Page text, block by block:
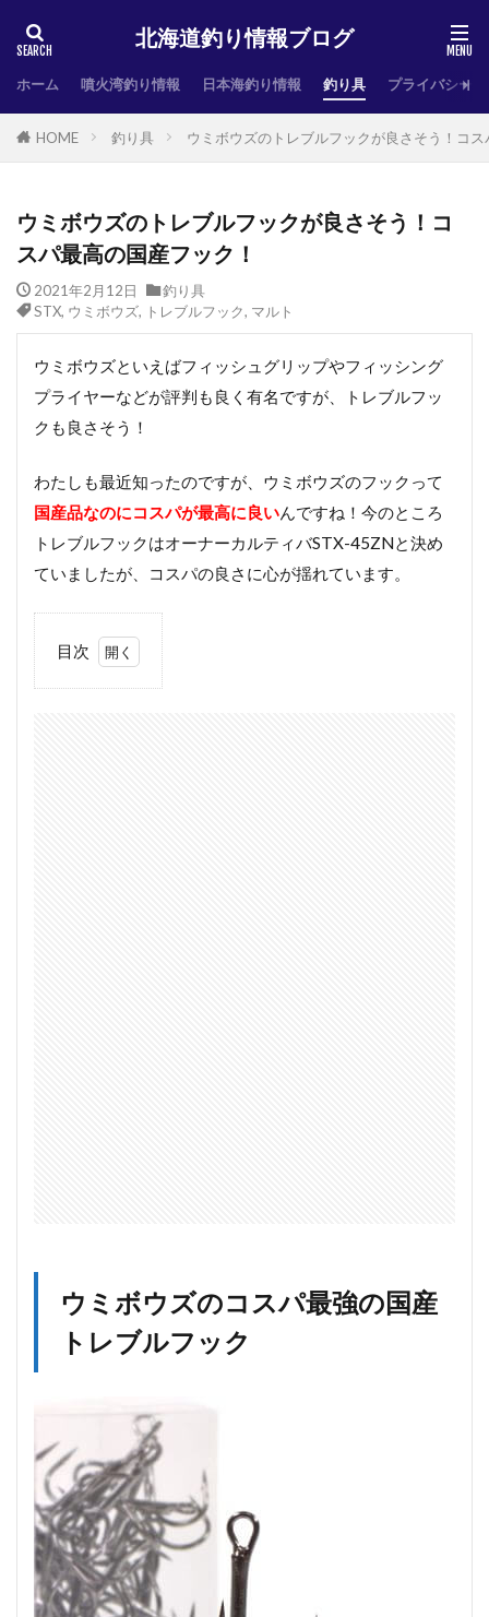
北海道釣り情報ブログ
ホーム 噴火湾釣り情報 日本海釣り情報 釣り具 プライバシー
HOME 釣り具 ウミボウズのトレブルフックが良さそう！コ
ウミボウズのトレブルフックが良さそう！コ
スパ最高の国産フック！
2021年2月12日
釣り具
STX, ウミボウズ, トレブルフック, マルト
ウミボウズといえばフィッシュグリップやフィッシング
プライヤーなどが評判も良く有名ですが、トレブルフッ
クも良さそう！
わたしも最近知ったのですが、ウミボウズのフックって
国産品なのにコスパが最高に良いんですね！今のところ
トレブルフックはオーナーカルティバSTX-45ZNと決め
ていましたが、コスパの良さに心が揺れています。
目次
ウミボウズのコスパ最強の国産
トレブルフック